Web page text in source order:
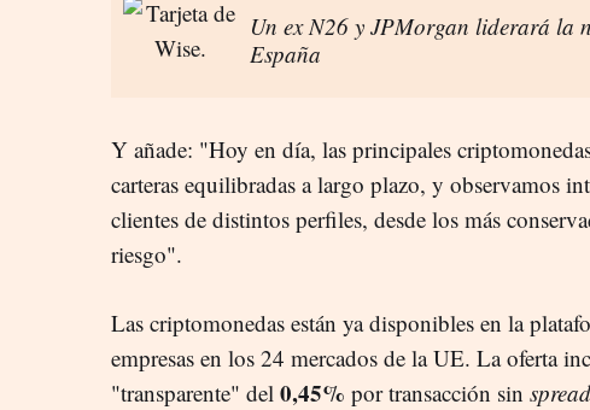
Un ex N26 y JPMorgan liderará la
España
Y añade: "Hoy en día, las principales
carteras equilibradas a largo plazo, y observamos
clientes de distintos perfiles, desde los más
riesgo".
Las criptomonedas están ya disponibles en la
empresas en los 24 mercados de la UE. La oferta
"transparente" del 0,45% por transacción sin spread